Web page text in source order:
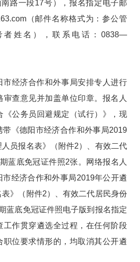
路一段17号），报名指定电子邮
（邮件名称格式为：参公管
者姓名），联系电话：0838—
市经济合作和外事局安排专人进行
审查意见并加盖单位印章。报名人
《公务员回避规定（试行）》，现
带《德阳市经济合作和外事局2019
员报名表》（附件2）、有效二代
蓝底免冠证件照2张。网络报名人
市经济合作和外事局2019年公开遴
》（附件2）、有效二代居民身份
蓝底免冠证件照电子版到报名指定
工作贯穿遴选全过程，在任何阶段
职位要求情形的，均取消其公开遴